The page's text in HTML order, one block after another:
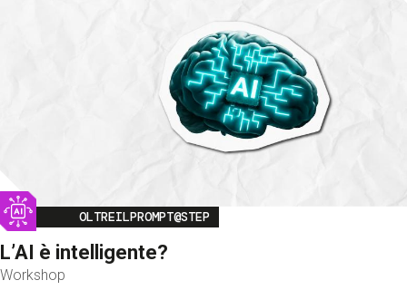
Image
OLTREILPROMPT@STEP
L’AI è intelligente?
Workshop